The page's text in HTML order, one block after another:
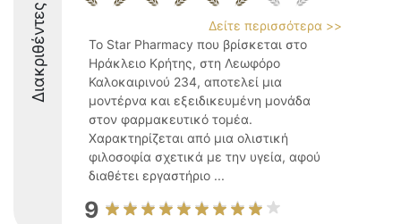
Διακριθέντες
Δείτε περισσότερα >>
Το Star Pharmacy που βρίσκεται στο
Ηράκλειο Κρήτης, στη Λεωφόρο
Καλοκαιρινού 234, αποτελεί μια
μοντέρνα και εξειδικευμένη μονάδα
στον φαρμακευτικό τομέα.
Χαρακτηρίζεται από μια ολιστική
φιλοσοφία σχετικά με την υγεία, αφού
διαθέτει εργαστήριο ...
9